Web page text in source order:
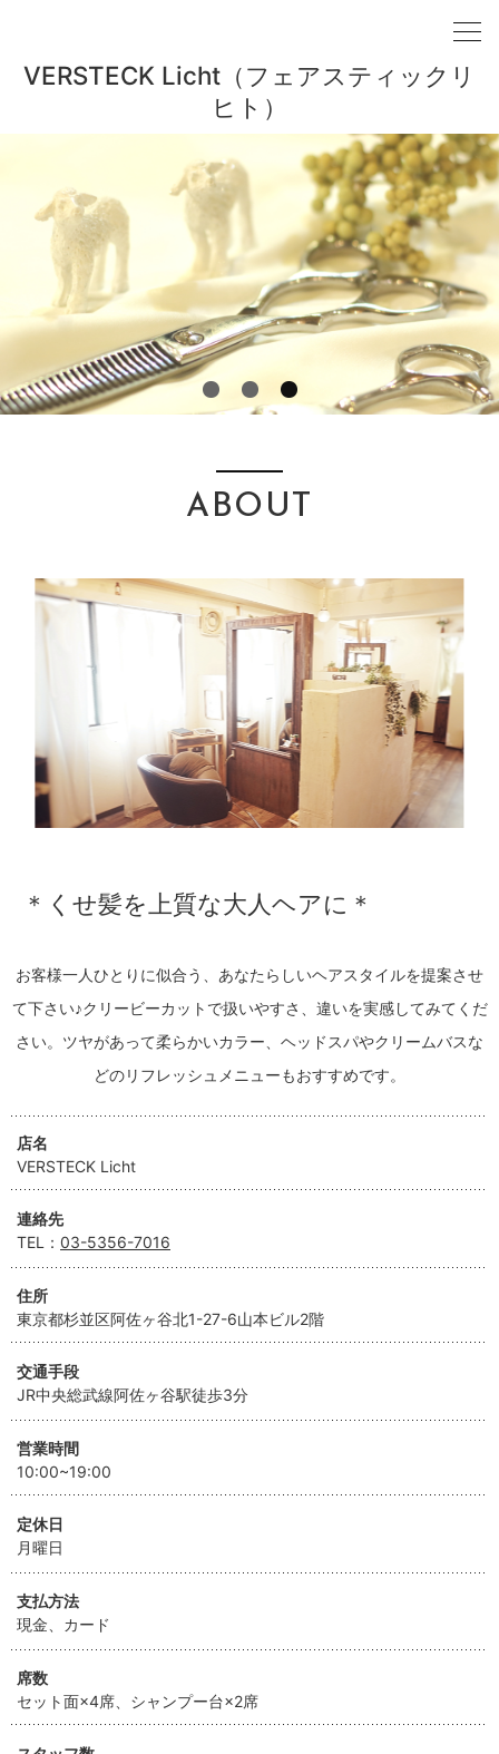
VERSTECK Licht（フェアスティックリ
ヒト）
ABOUT
＊くせ髪を上質な大人ヘアに＊
お客様一人ひとりに似合う、あなたらしいヘアスタイルを提案させ
て下さい♪クリービーカットで扱いやすさ、違いを実感してみてくだ
さい。ツヤがあって柔らかいカラー、ヘッドスパやクリームバスな
どのリフレッシュメニューもおすすめです。
店名
VERSTECK Licht
連絡先
TEL： 03-5356-7016
住所
東京都杉並区阿佐ヶ谷北1-27-6山本ビル2階
交通手段
JR中央総武線阿佐ヶ谷駅徒歩3分
営業時間
10:00~19:00
定休日
月曜日
支払方法
現金、カード
席数
セット面×4席、シャンプー台×2席